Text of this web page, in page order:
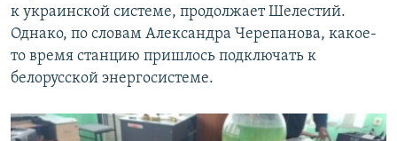
к украинской системе, продолжает Шелестий.
Однако, по словам Александра Черепанова, какое-
то время станцию пришлось подключать к
белорусской энергосистеме.